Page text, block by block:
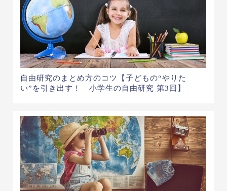
自由研究のまとめ方のコツ【子どもの“やりた
い”を引き出す！ 小学生の自由研究 第3回】